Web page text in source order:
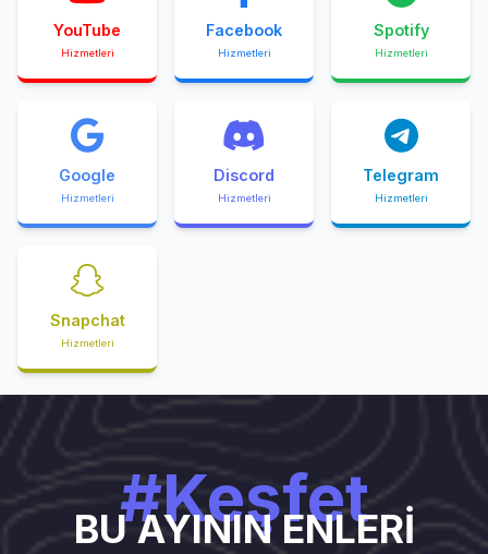
YouTube
Hizmetleri
Facebook
Hizmetleri
Spotify
Hizmetleri
Google
Hizmetleri
Discord
Hizmetleri
Telegram
Hizmetleri
Snapchat
Hizmetleri
#Keşfet
BU AYININ ENLERİ